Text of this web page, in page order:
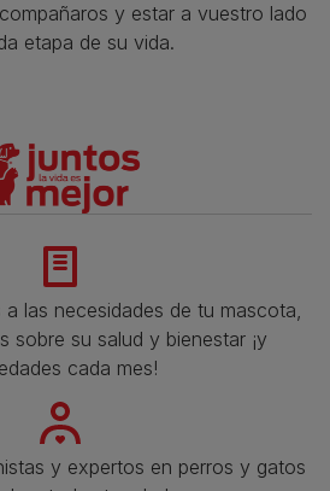
y estar a vuestro lado
etapa de su vida.​
las necesidades de tu mascota,
sobre su salud y bienestar ¡y
cada mes!
y expertos en perros y gatos